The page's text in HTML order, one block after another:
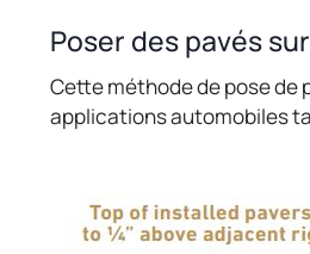
Poser des pavés
Cette méthode de pose de
applications automobiles